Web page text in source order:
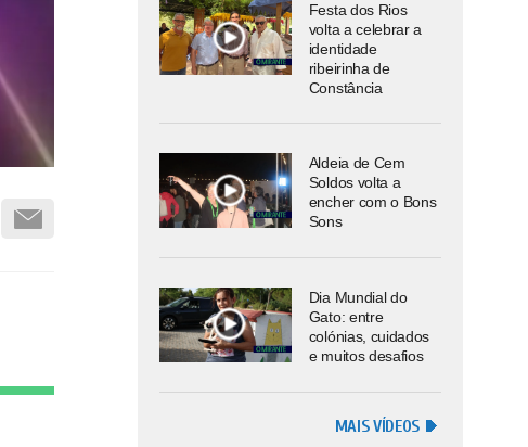
Festa dos Rios
volta a celebrar a
identidade
ribeirinha de
Constância
Aldeia de Cem
Soldos volta a
encher com o Bons
Sons
Dia Mundial do
Gato: entre
colónias, cuidados
e muitos desafios
MAIS VÍDEOS